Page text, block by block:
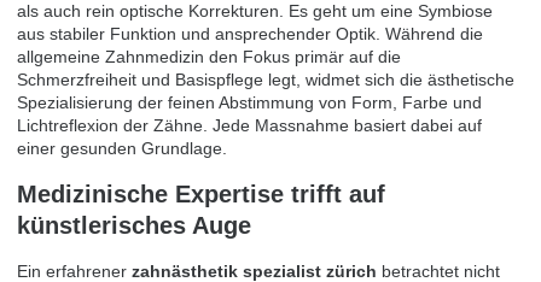
als auch rein optische Korrekturen. Es geht um eine Symbiose
aus stabiler Funktion und ansprechender Optik. Während die
allgemeine Zahnmedizin den Fokus primär auf die
Schmerzfreiheit und Basispflege legt, widmet sich die ästhetische
Spezialisierung der feinen Abstimmung von Form, Farbe und
Lichtreflexion der Zähne. Jede Massnahme basiert dabei auf
einer gesunden Grundlage.
Medizinische Expertise trifft auf
künstlerisches Auge
Ein erfahrener zahnästhetik spezialist zürich betrachtet nicht